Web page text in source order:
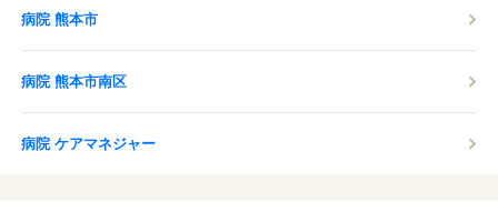
病院 熊本市
病院 熊本市南区
病院 ケアマネジャー